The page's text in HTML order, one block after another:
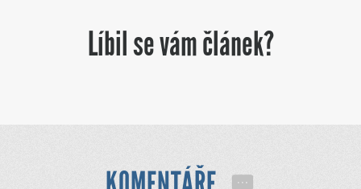
Líbil se vám článek?